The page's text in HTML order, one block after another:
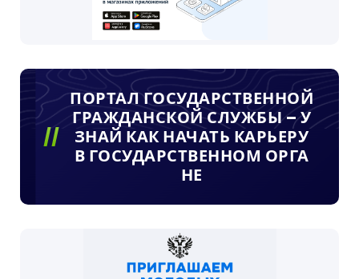
ПОРТАЛ ГОСУДАРСТВЕННОЙ
ГРАЖДАНСКОЙ СЛУЖБЫ – У
ЗНАЙ КАК НАЧАТЬ КАРЬЕРУ
В ГОСУДАРСТВЕННОМ ОРГА
НЕ